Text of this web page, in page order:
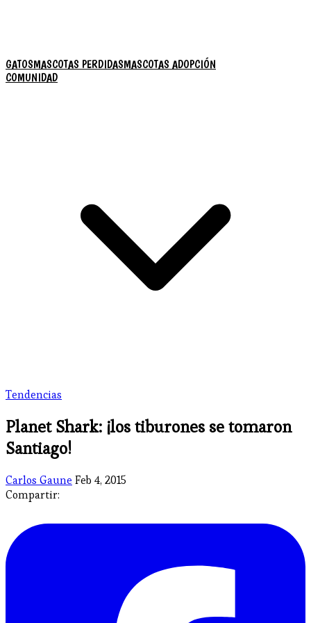
GATOSMASCOTAS PERDIDASMASCOTAS ADOPCIÓN
COMUNIDAD
Tendencias
Planet Shark: ¡los tiburones se tomaron
Santiago!
Carlos Gaune Feb 4, 2015
Compartir: